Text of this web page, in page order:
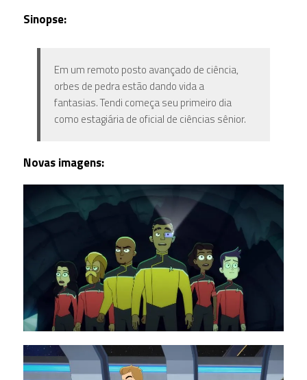
Sinopse:
Em um remoto posto avançado de ciência,
orbes de pedra estão dando vida a
fantasias. Tendi começa seu primeiro dia
como estagiária de oficial de ciências sênior.
Novas imagens: